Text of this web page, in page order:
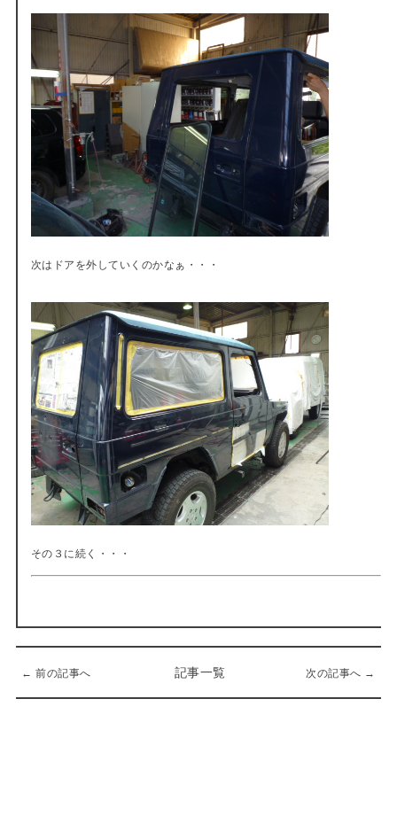
次はドアを外していくのかなぁ・・・
その３に続く・・・
← 前の記事へ 記事一覧 次の記事へ →